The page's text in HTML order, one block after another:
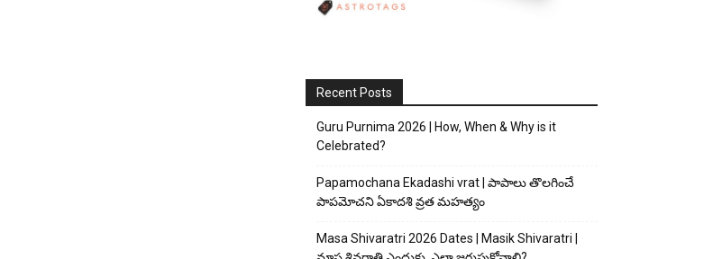
Recent Posts
Guru Purnima 2026 | How, When & Why is it
Celebrated?
Papamochana Ekadashi vrat | పాపాలు తొలగించే
పాపమోచని ఏకాదశి వ్రత మహత్యం
Masa Shivaratri 2026 Dates | Masik Shivaratri |